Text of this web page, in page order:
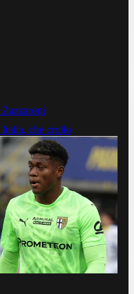
Italia, che crollo